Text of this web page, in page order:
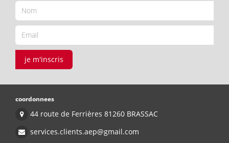
je m'inscris
coordonnees
44 route de Ferrières 81260 BRASSAC
services.clients.aep@gmail.com